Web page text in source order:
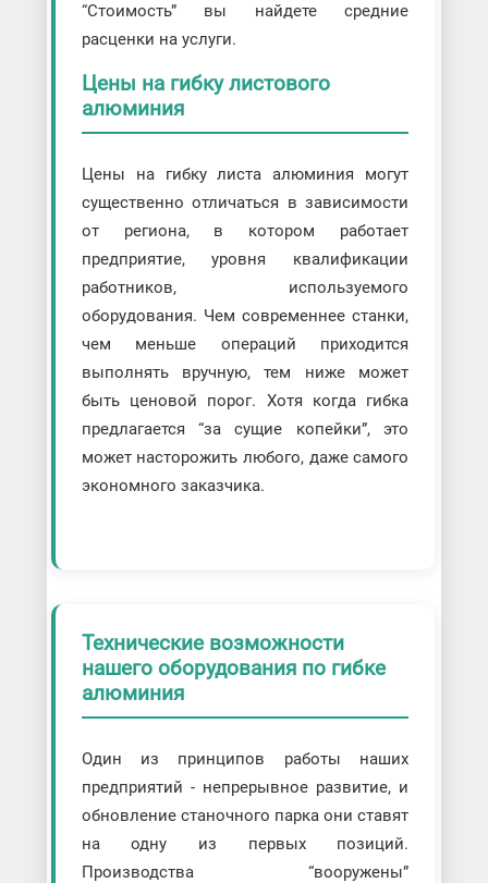
“Стоимость” вы найдете средние
расценки на услуги.
Цены на гибку листового
алюминия
Цены на гибку листа алюминия могут
существенно отличаться в зависимости
от региона, в котором работает
предприятие, уровня квалификации
работников, используемого
оборудования. Чем современнее станки,
чем меньше операций приходится
выполнять вручную, тем ниже может
быть ценовой порог. Хотя когда гибка
предлагается “за сущие копейки”, это
может насторожить любого, даже самого
экономного заказчика.
Технические возможности
нашего оборудования по гибке
алюминия
Один из принципов работы наших
предприятий - непрерывное развитие, и
обновление станочного парка они ставят
на одну из первых позиций.
Производства “вооружены”